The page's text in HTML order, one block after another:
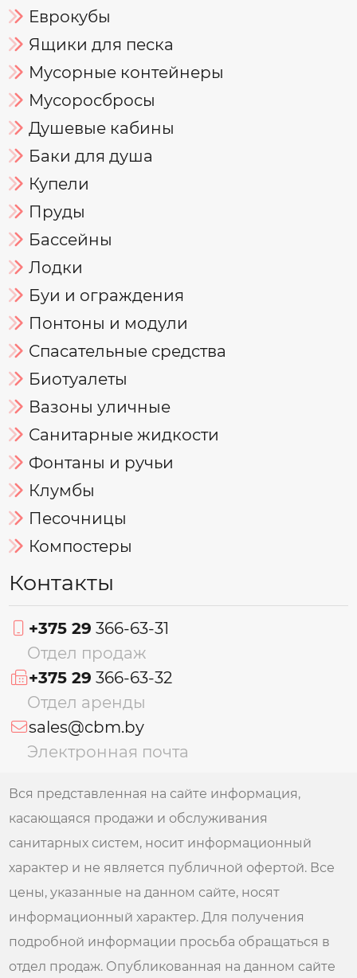
Еврокубы
Ящики для песка
Мусорные контейнеры
Мусоросбросы
Душевые кабины
Баки для душа
Купели
Пруды
Бассейны
Лодки
Буи и ограждения
Понтоны и модули
Спасательные средства
Биотуалеты
Вазоны уличные
Санитарные жидкости
Фонтаны и ручьи
Клумбы
Песочницы
Компостеры
Контакты
+375 29 366-63-31
Отдел продаж
+375 29 366-63-32
Отдел аренды
sales@cbm.by
Электронная почта
Вся представленная на сайте информация,
касающаяся продажи и обслуживания
санитарных систем, носит информационный
характер и не является публичной офертой. Все
цены, указанные на данном сайте, носят
информационный характер. Для получения
подробной информации просьба обращаться в
отдел продаж. Опубликованная на данном сайте